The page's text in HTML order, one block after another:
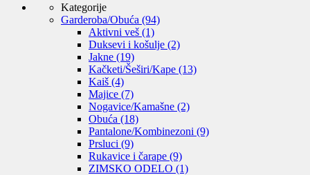
Kategorije
Garderoba/Obuća (94)
Aktivni veš (1)
Duksevi i košulje (2)
Jakne (19)
Kačketi/Šeširi/Kape (13)
Kaiš (4)
Majice (7)
Nogavice/Kamašne (2)
Obuća (18)
Pantalone/Kombinezoni (9)
Prsluci (9)
Rukavice i čarape (9)
ZIMSKO ODELO (1)